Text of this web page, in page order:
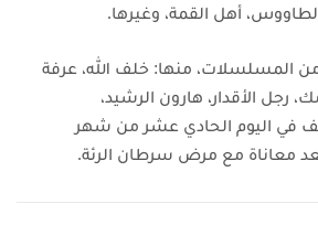
أهل القمة، وغيرها.
المسلسلات، منها: خلف الله، عرفة
رجل الأقدار، هارون الرشيد،
في اليوم الحادي عشر من شهر